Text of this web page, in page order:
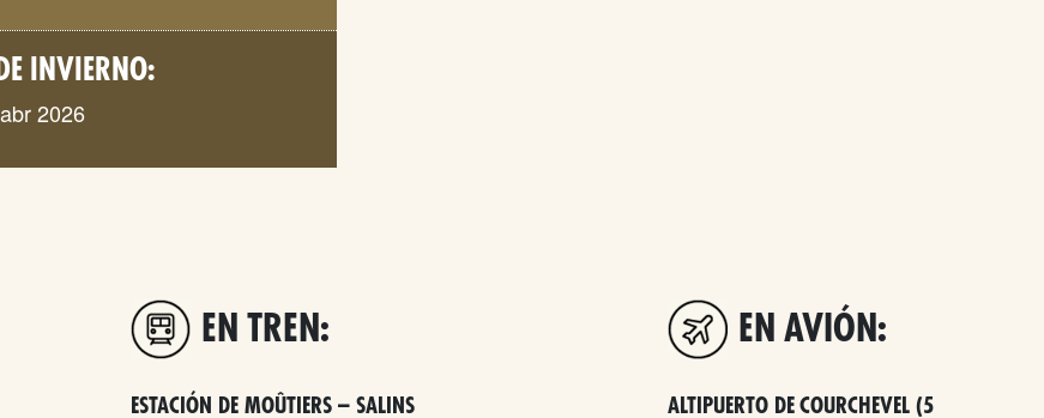
INVIERNO:
2026
EN TREN:
ESTACIÓN DE MOÛTIERS – SALINS
EN AVIÓN:
ALTIPUERTO DE COURCHEVEL (5